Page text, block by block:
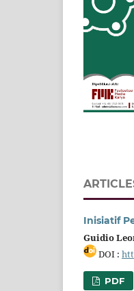
Inisiatif
Guidio
DOI :
PDF